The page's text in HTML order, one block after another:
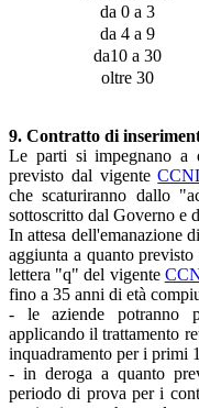
da 0 a 3
da 4 a 9
da10 a 30
oltre 30
9. Contratto di
Le parti si impegnano a
previsto dal vigente
che scaturiranno dallo
sottoscritto dal Governo e
In attesa dell'emanazione
aggiunta a quanto
lettera "q" del vigente
fino a 35 anni di età
- le aziende potranno
applicando il trattamento
inquadramento per i primi
- in deroga a quanto
periodo di prova per i